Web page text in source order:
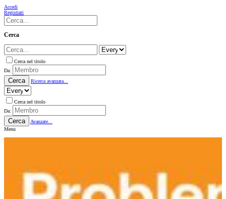
Accedi
Registrati
Cerca
Cerca nel titolo
Da:
Cerca Ricerca avanzata...
Cerca nel titolo
Da:
Cerca
Avanzate...
Menu